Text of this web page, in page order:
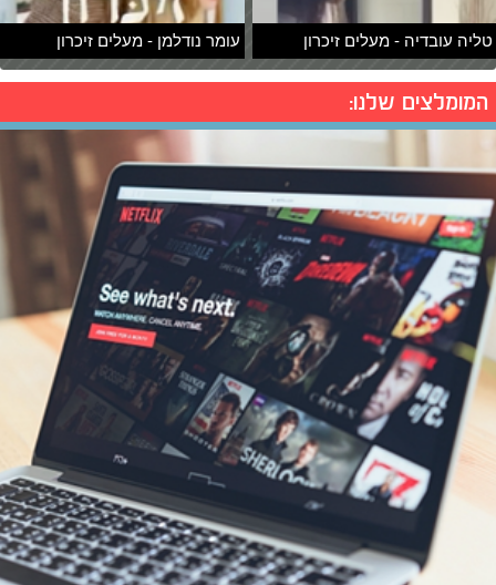
טליה עובדיה - מעלים זיכרון עומר נודלמן - מעלים זיכרון
המומלצים שלנו: